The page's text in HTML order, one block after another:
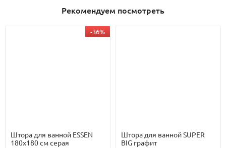
Рекомендуем посмотреть
-36%
Штора для ванной ESSEN
180х180 см серая
Штора для ванной SUPER
BIG графит